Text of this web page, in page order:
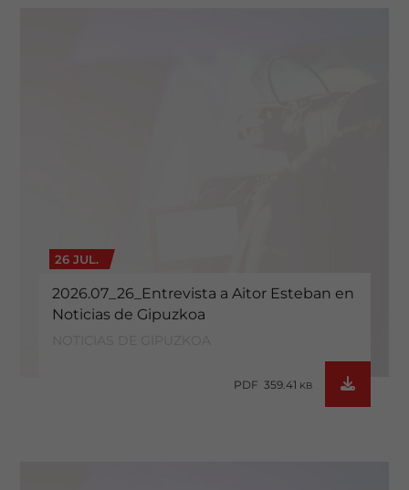
26 JUL.
2026.07_26_Entrevista a Aitor Esteban en
Noticias de Gipuzkoa
PDF 359.41 KB